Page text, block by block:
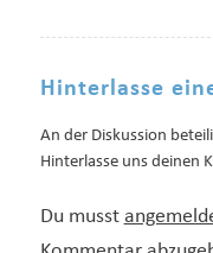
Hinterlasse
An der Diskussion
Hinterlasse uns deinen
Du musst